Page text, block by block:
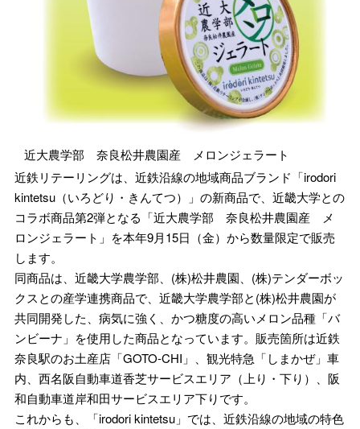
近大農学部 奈良松井農園産 メロンジェラート
近鉄リテーリングは、近鉄沿線の地域商品ブランド「irodori
kintetsu（いろどり・きんてつ）」の新商品で、近畿大学との
コラボ商品第2弾となる「近大農学部 奈良松井農園産 メ
ロンジェラート」を本年9月15日（金）から数量限定で販売
します。
同商品は、近畿大学農学部、(株)松井農園、(株)テンダーボッ
クスとの産学連携商品で、近畿大学農学部と(株)松井農園が
共同開発した、病気に強く、かつ糖度の高いメロン品種「バ
ンビーナ」を使用した商品となっています。販売箇所は近鉄
奈良駅のお土産店「GOTO-CHI」、観光特急「しまかぜ」車
内、西名阪自動車道香芝サービスエリア（上り・下り）、阪
和自動車道岸和田サービスエリア下りです。
これからも、「irodori kintetsu」では、近鉄沿線の地域の特色